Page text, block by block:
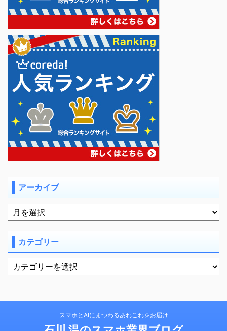
アーカイブ
カテゴリー
スマホとAIにまつわるあれこれをお届け